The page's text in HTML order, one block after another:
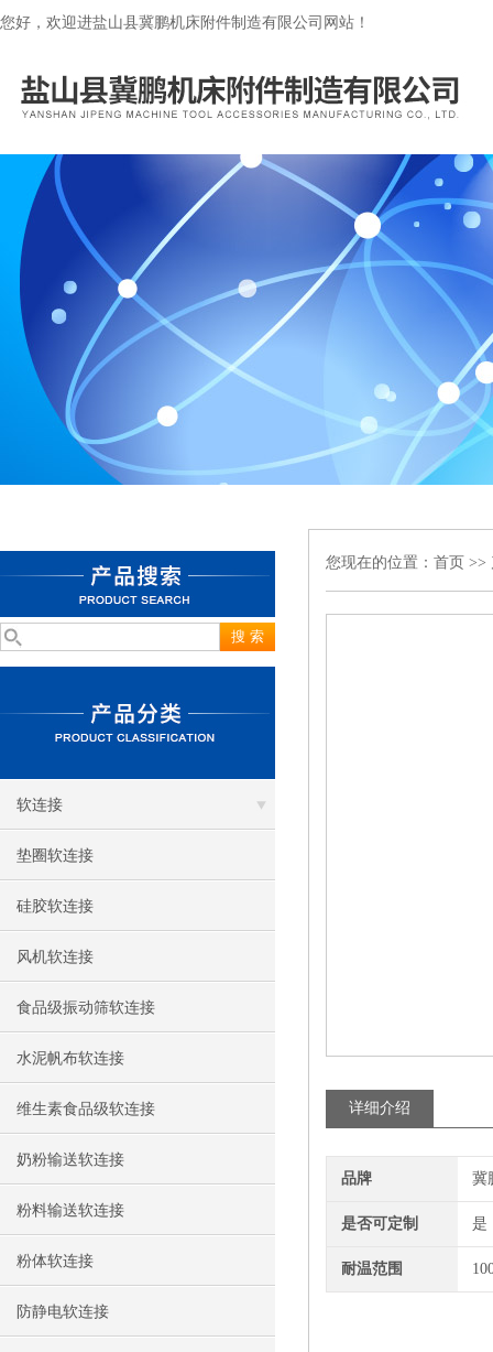
您好，欢迎进盐山县冀鹏机床附件制造有限公司网站！
软连接
垫圈软连接
硅胶软连接
风机软连接
食品级振动筛软连接
水泥帆布软连接
维生素食品级软连接
奶粉输送软连接
粉料输送软连接
粉体软连接
防静电软连接
您现在的位置： 首页 >>
详细介绍
品牌 冀
是否可定制 是
耐温范围